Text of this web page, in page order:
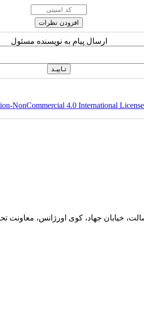
ارسال پیام به نویسنده مسئول
NonCommercial 4.0 International License
خیابان جهاد، کوی اورژانس، معاونت